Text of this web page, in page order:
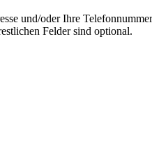
und/oder Ihre
Felder sind optional.